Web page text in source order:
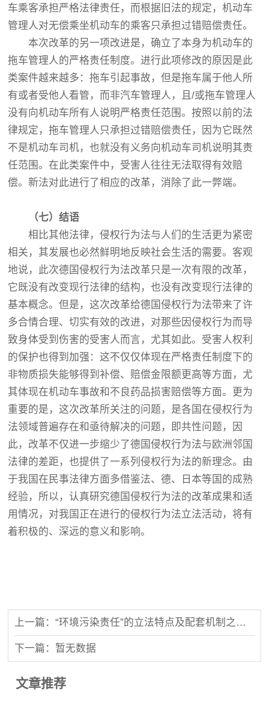
车乘客承担严格法律责任，而根据旧法的规定，机动车
管理人对无偿乘坐机动车的乘客只承担过错赔偿责任。
本次改革的另一项改进是，确立了本身为机动车的
拖车管理人的严格责任制度。进行此项修改的原因是此
类案件越来越多：拖车引起事故，但是拖车属于他人所
有或者受他人看管，而非汽车管理人，且/或拖车管理人
没有向机动车所有人说明严格责任范围。按照以前的法
律规定，拖车管理人只承担过错赔偿责任，因为它既然
不是机动车司机，也就没有义务向机动车司机说明其责
任范围。在此类案件中，受害人往往无法取得有效赔
偿。新法对此进行了相应的改革，消除了此一弊端。
（七）结语
相比其他法律，侵权行为法与人们的生活更为紧密
相关，其发展也必然鲜明地反映社会生活的需要。客观
地说，此次德国侵权行为法改革只是一次有限的改革，
它既没有改变现行法律的结构，也没有改变现行法律的
基本概念。但是，这次改革给德国侵权行为法带来了许
多合情合理、切实有效的改进，对那些因侵权行为而导
致身体受到伤害的受害人而言，尤其如此。受害人权利
的保护也得到加强：这不仅仅体现在严格责任制度下的
非物质损失能够得到补偿、赔偿金限额更高等方面，尤
其体现在机动车事故和不良药品损害赔偿等方面。更为
重要的是，这次改革所关注的问题，是各国在侵权行为
法领域普遍存在和亟待解决的问题，即共性问题，因
此，改革不仅进一步缩少了德国侵权行为法与欧洲邻国
法律的差距，也提供了一系列侵权行为法的新理念。由
于我国在民事法律方面多借鉴法、德、日本等国的成熟
经验，所以，认真研究德国侵权行为法的改革成果和适
用情况，对我国正在进行的侵权行为法立法活动，将有
着积极的、深远的意义和影响。
上一篇：“环境污染责任”的立法特点及配套机制之完善
下一篇：暂无数据
文章推荐